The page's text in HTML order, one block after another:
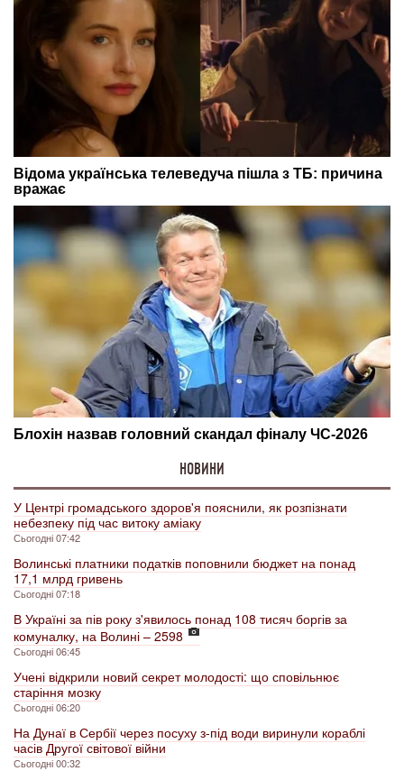
НОВИНИ
У Центрі громадського здоров'я пояснили, як розпізнати
небезпеку під час витоку аміаку
Сьогодні 07:42
Волинські платники податків поповнили бюджет на понад
17,1 млрд гривень
Сьогодні 07:18
В Україні за пів року з'явилось понад 108 тисяч боргів за
комуналку, на Волині – 2598
Сьогодні 06:45
Учені відкрили новий секрет молодості: що сповільнює
старіння мозку
Сьогодні 06:20
На Дунаї в Сербії через посуху з-під води виринули кораблі
часів Другої світової війни
Сьогодні 00:32